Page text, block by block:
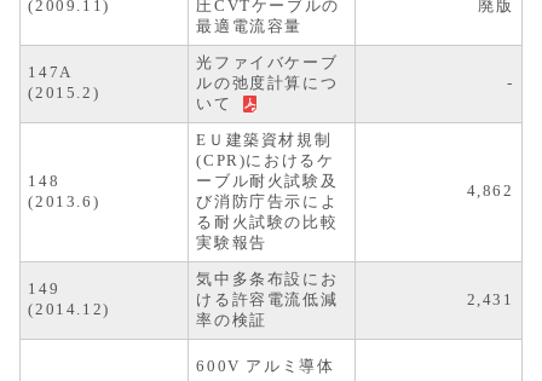
(2009.11)
圧CVTケーブルの
最適電流容量
廃版
147A
(2015.2)
光ファイバケーブ
ルの弛度計算につ
いて
-
148
(2013.6)
EＵ建築資材 規制
(CPR)におけるケ
ーブル耐火試験及
び消防庁告示によ
る耐火試験の比較
実験報告
4,862
149
(2014.12)
気中多条布設にお
ける許容電流低減
率の検証
2,431
600V アルミ導体